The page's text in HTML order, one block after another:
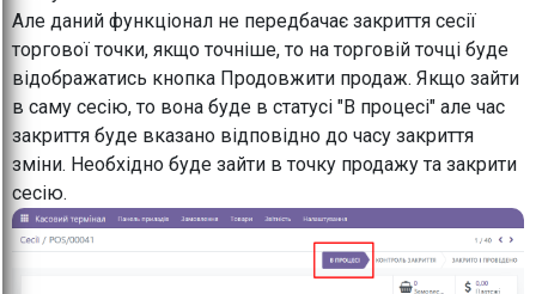
Але даний функціонал не передбачає закриття сесії
торгової точки, якщо точніше, то на торговій точці буде
відображатись кнопка Продовжити продаж. Якщо зайти
в саму сесію, то вона буде в статусі "В процесі" але час
закриття буде вказано відповідно до часу закриття
зміни. Необхідно буде зайти в точку продажу та закрити
сесію.